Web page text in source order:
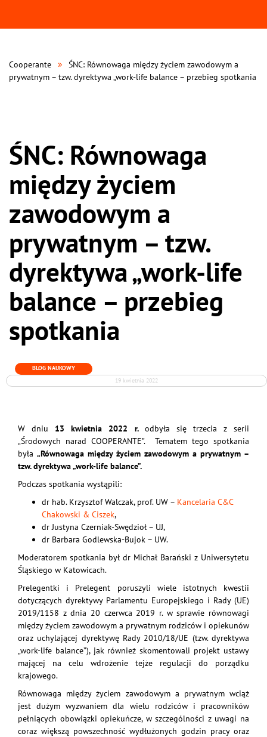
Cooperante
ŚNC: Równowaga między życiem zawodowym a
prywatnym – tzw. dyrektywa „work-life balance – przebieg spotkania
ŚNC: Równowaga
między życiem
zawodowym a
prywatnym – tzw.
dyrektywa „work-life
balance – przebieg
spotkania
BLOG NAUKOWY
19 kwietnia 2022
W dniu 13 kwietnia 2022 r. odbyła się trzecia z serii
„Środowych narad COOPERANTE”. Tematem tego spotkania
była „Równowaga między życiem zawodowym a prywatnym –
tzw. dyrektywa „work-life balance”.
Podczas spotkania wystąpili:
dr hab. Krzysztof Walczak, prof. UW – Kancelaria C&C
Chakowski & Ciszek,
dr Justyna Czerniak-Swędzioł – UJ,
dr Barbara Godlewska-Bujok – UW.
Moderatorem spotkania był dr Michał Barański z Uniwersytetu
Śląskiego w Katowicach.
Prelegentki i Prelegent poruszyli wiele istotnych kwestii
dotyczących dyrektywy Parlamentu Europejskiego i Rady (UE)
2019/1158 z dnia 20 czerwca 2019 r. w sprawie równowagi
między życiem zawodowym a prywatnym rodziców i opiekunów
oraz uchylającej dyrektywę Rady 2010/18/UE (tzw. dyrektywa
„work-life balance”), jak również skomentowali projekt ustawy
mającej na celu wdrożenie tejże regulacji do porządku
krajowego.
Równowaga między życiem zawodowym a prywatnym wciąż
jest dużym wyzwaniem dla wielu rodziców i pracowników
pełniących obowiązki opiekuńcze, w szczególności z uwagi na
coraz większą powszechność wydłużonych godzin pracy oraz